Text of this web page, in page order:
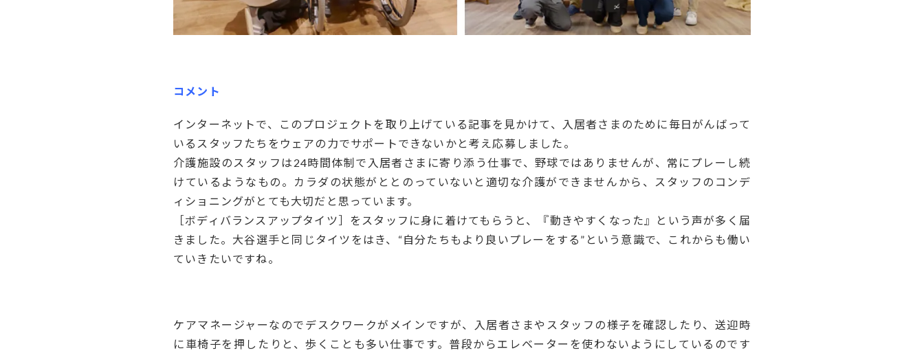
コメント
インターネットで、このプロジェクトを取り上げている記事を見かけて、入居者さまのために毎日がんばって
いるスタッフたちをウェアの力でサポートできないかと考え応募しました。
介護施設のスタッフは24時間体制で入居者さまに寄り添う仕事で、野球ではありませんが、常にプレーし続
けているようなもの。カラダの状態がととのっていないと適切な介護ができませんから、スタッフのコンデ
ィショニングがとても大切だと思っています。
［ボディバランスアップタイツ］をスタッフに身に着けてもらうと、『動きやすくなった』という声が多く届
きました。大谷選手と同じタイツをはき、“自分たちもより良いプレーをする”という意識で、これからも働い
ていきたいですね。
ケアマネージャーなのでデスクワークがメインですが、入居者さまやスタッフの様子を確認したり、送迎時
に車椅子を押したりと、歩くことも多い仕事です。普段からエレベーターを使わないようにしているのです